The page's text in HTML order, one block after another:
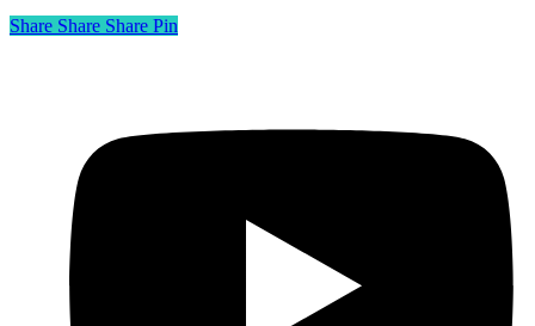
Share
Share Share Share Pin